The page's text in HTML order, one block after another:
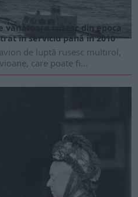
vânătoare rusesc din epoca
în serviciu până în 2010
de luptă rusesc multirol,
care poate fi...